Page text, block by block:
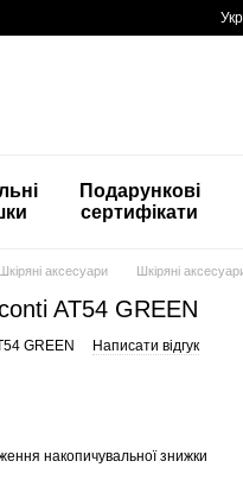
Укр
Подарункові
сертифікати
Шкіряні аксесуари Шкіряні
AT54 GREEN
GREEN Написати відгук
накопичувальної знижки